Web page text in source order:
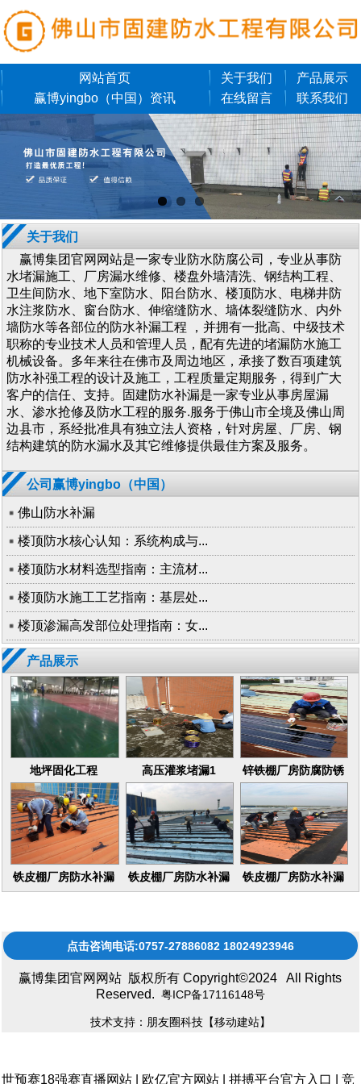
网站首页 关于我们
产品展示
赢博yingbo（中国）资讯
在线留言 联系我们
关于我们
赢博集团官网网站是一家专业防水防腐公司，专业从事防
水堵漏施工、厂房漏水维修、楼盘外墙清洗、钢结构工程、
卫生间防水、地下室防水、阳台防水、楼顶防水、电梯井防
水注浆防水、窗台防水、伸缩缝防水、墙体裂缝防水、内外
墙防水等各部位的防水补漏工程 ，并拥有一批高、中级技术
职称的专业技术人员和管理人员，配有先进的堵漏防水施工
机械设备。多年来往在佛市及周边地区，承接了数百项建筑
防水补强工程的设计及施工，工程质量定期服务，得到广大
客户的信任、支持。固建防水补漏是一家专业从事房屋漏
水、渗水抢修及防水工程的服务.服务于佛山市全境及佛山周
边县市，系经批准具有独立法人资格，针对房屋、厂房、钢
结构建筑的防水漏水及其它维修提供最佳方案及服务。
公司赢博yingbo（中国）
佛山防水补漏
楼顶防水核心认知：系统构成与...
楼顶防水材料选型指南：主流材...
楼顶防水施工工艺指南：基层处...
楼顶渗漏高发部位处理指南：女...
产品展示
地坪固化工程 高压灌浆堵漏1
锌铁棚厂房防腐防锈
16
铁皮棚厂房防水补漏
铁皮棚厂房防水补漏
铁皮棚厂房防水补漏
点击咨询电话:0757-27886082 18024923946
赢博集团官网网站 版权所有 Copyright©2024 All Rights
Reserved. 粤ICP备17116148号
技术支持：朋友圈科技【移动建站】
世预赛18强赛直播网站 欧亿官方网站 |拼搏平台官方入口 |竞